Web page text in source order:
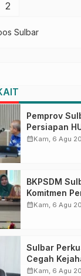
2
Sulbar
Pemprov
Persiapan
Puncak
calendar_monthKam, 6 Agu
BKPSDM
Komitmen
Kompetensi
calendar_monthKam, 6 Agu
Sulbar
Cegah
Scamming
calendar_monthKam, 6 Agu